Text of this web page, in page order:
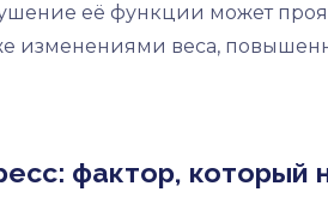
её функции может
изменениями веса,
фактор, который